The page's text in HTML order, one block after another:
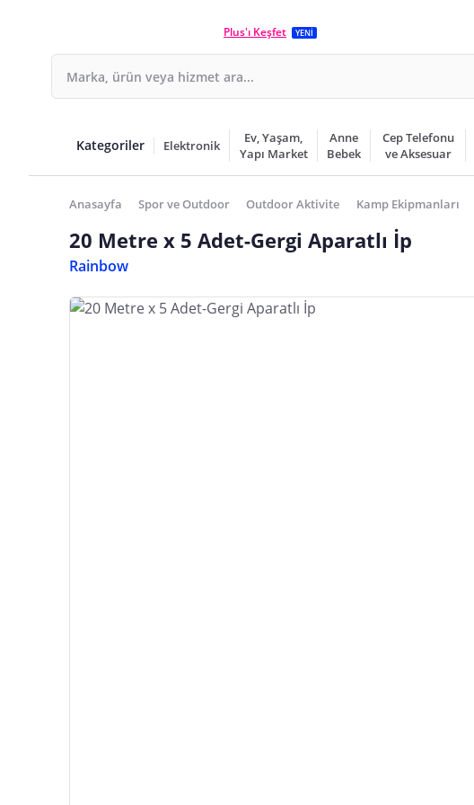
Plus'ı Keşfet YENİ
Kategoriler Elektronik
Ev, Yaşam,
Yapı Market
Anne
Bebek
Cep Telefonu
ve Aksesuar
Anasayfa Spor ve Outdoor Outdoor Aktivite Kamp Ekipmanları
20 Metre x 5 Adet-Gergi Aparatlı İp
Rainbow